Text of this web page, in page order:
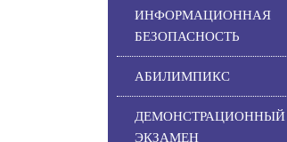
ИНФОРМАЦИОННАЯ
БЕЗОПАСНОСТЬ
АБИЛИМПИКС
ДЕМОНСТРАЦИОННЫЙ
ЭКЗАМЕН